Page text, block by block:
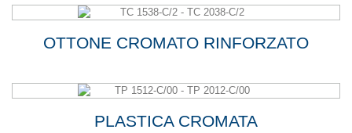
OTTONE CROMATO RINFORZATO
PLASTICA CROMATA